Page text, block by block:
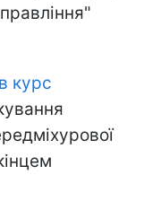
курс